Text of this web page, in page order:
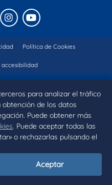
para analizar el tráfico
de los datos
Puede obtener más
. Puede aceptar todas las
o rechazarlas pulsando el
Aceptar
InstagramYouTube
Política de Cookies